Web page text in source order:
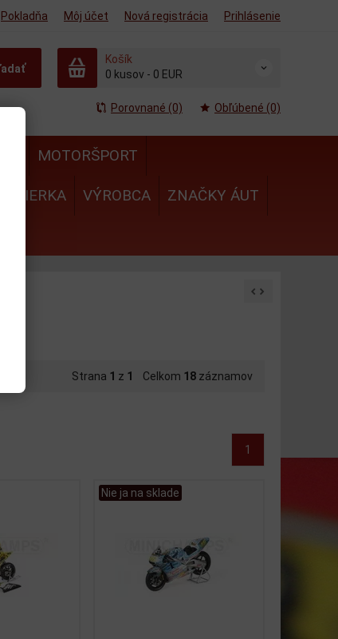
Pokladňa Môj účet Nová registrácia Prihlásenie
Košík
0 kusov - 0 EUR
Porovnané (0) Obľúbené (0)
MOTORŠPORT
MIERKA VÝROBCA ZNAČKY ÁUT
Strana 1 z 1 Celkom 18 záznamov
1
Nie ja na sklade